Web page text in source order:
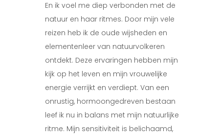
En ik voel me diep verbonden met de
natuur en haar ritmes. Door mijn vele
reizen heb ik de oude wijsheden en
elementenleer van natuurvolkeren
ontdekt. Deze ervaringen hebben mijn
kijk op het leven en mijn vrouwelijke
energie verrijkt en verdiept. Van een
onrustig, hormoongedreven bestaan
leef ik nu in balans met mijn natuurlijke
ritme. Mijn sensitiviteit is belichaamd,